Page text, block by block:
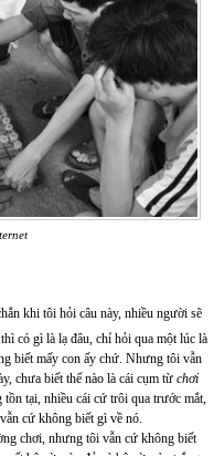
khi tôi hỏi câu này, nhiều người sẽ
có gì là lạ đâu, chỉ hỏi qua một lúc là
biết mấy con ấy chứ. Nhưng tôi vẫn
chưa biết thế nào là cái cụm từ chơi
tại, nhiều cái cứ trôi qua trước mắt,
cứ không biết gì về nó.
chơi, nhưng tôi vẫn cứ không biết